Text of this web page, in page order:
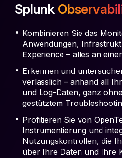
Splunk
Kombinieren Sie das
Anwendungen,
Experience – alles an
Erkennen und
verlässlich – anhand all
und Log-Daten, ganz
gestütztem
Profitieren Sie von
Instrumentierung und
Nutzungskontrollen, die
über Ihre Daten und Ihre